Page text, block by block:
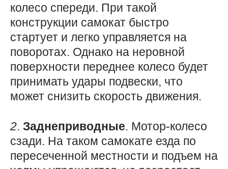
колесо спереди. При такой
конструкции самокат быстро
стартует и легко управляется на
поворотах. Однако на неровной
поверхности переднее колесо будет
принимать удары подвески, что
может снизить скорость движения.
2. Заднеприводные. Мотор-колесо
сзади. На таком самокате езда по
пересеченной местности и подъем на